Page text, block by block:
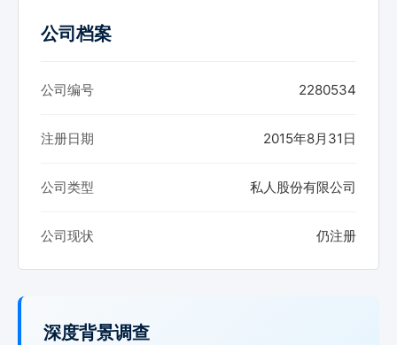
公司档案
公司编号 2280534
注册日期 2015年8月31日
公司类型 私人股份有限公司
公司现状 仍注册
深度背景调查